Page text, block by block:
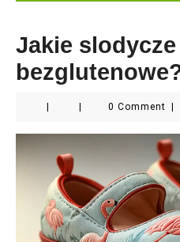
Jakie
0 Comment